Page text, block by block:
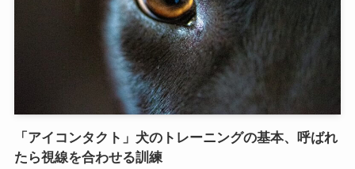
「アイコンタクト」犬のトレーニングの基本、呼ばれ
たら視線を合わせる訓練